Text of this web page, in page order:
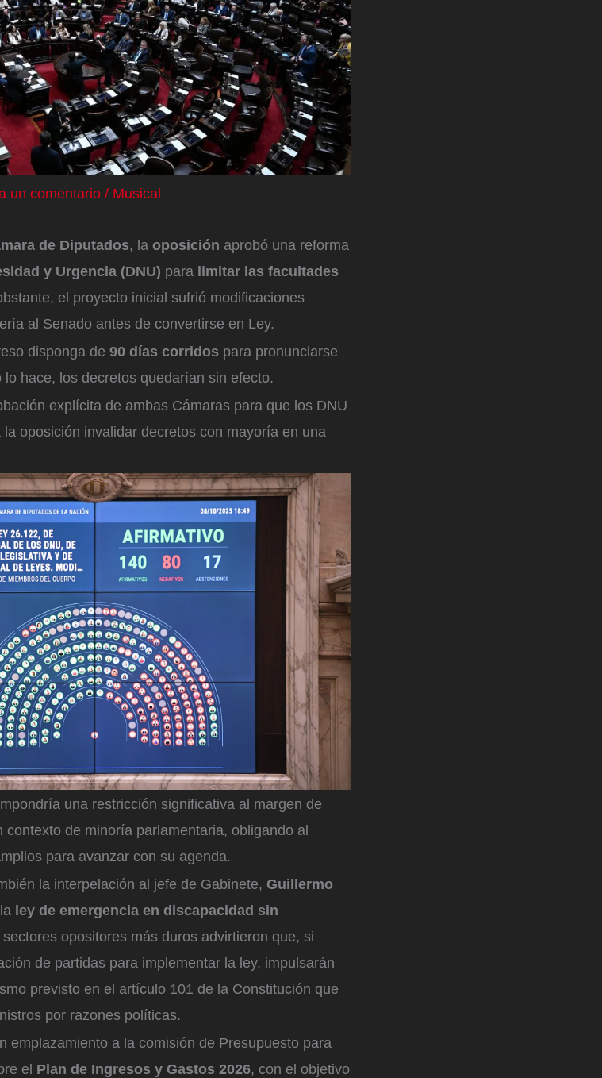
un comentario / Musical
de Diputados, la oposición aprobó una reforma
y Urgencia (DNU) para limitar las facultades
el proyecto inicial sufrió modificaciones
al Senado antes de convertirse en Ley.
disponga de 90 días corridos para pronunciarse
hace, los decretos quedarían sin efecto.
explícita de ambas Cámaras para que los DNU
oposición invalidar decretos con mayoría en una
una restricción significativa al margen de
contexto de minoría parlamentaria, obligando al
para avanzar con su agenda.
la interpelación al jefe de Gabinete, Guillermo
ley de emergencia en discapacidad sin
sectores opositores más duros advirtieron que, si
de partidas para implementar la ley, impulsarán
previsto en el artículo 101 de la Constitución que
por razones políticas.
emplazamiento a la comisión de Presupuesto para
el Plan de Ingresos y Gastos 2026, con el objetivo